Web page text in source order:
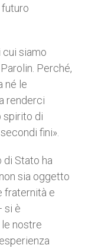
cui siamo
Perché,
né le
renderci
spirito di
fini».
di Stato ha
sia oggetto
fraternità e
si è
nostre